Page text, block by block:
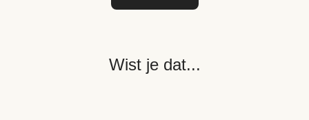
Wist je dat...